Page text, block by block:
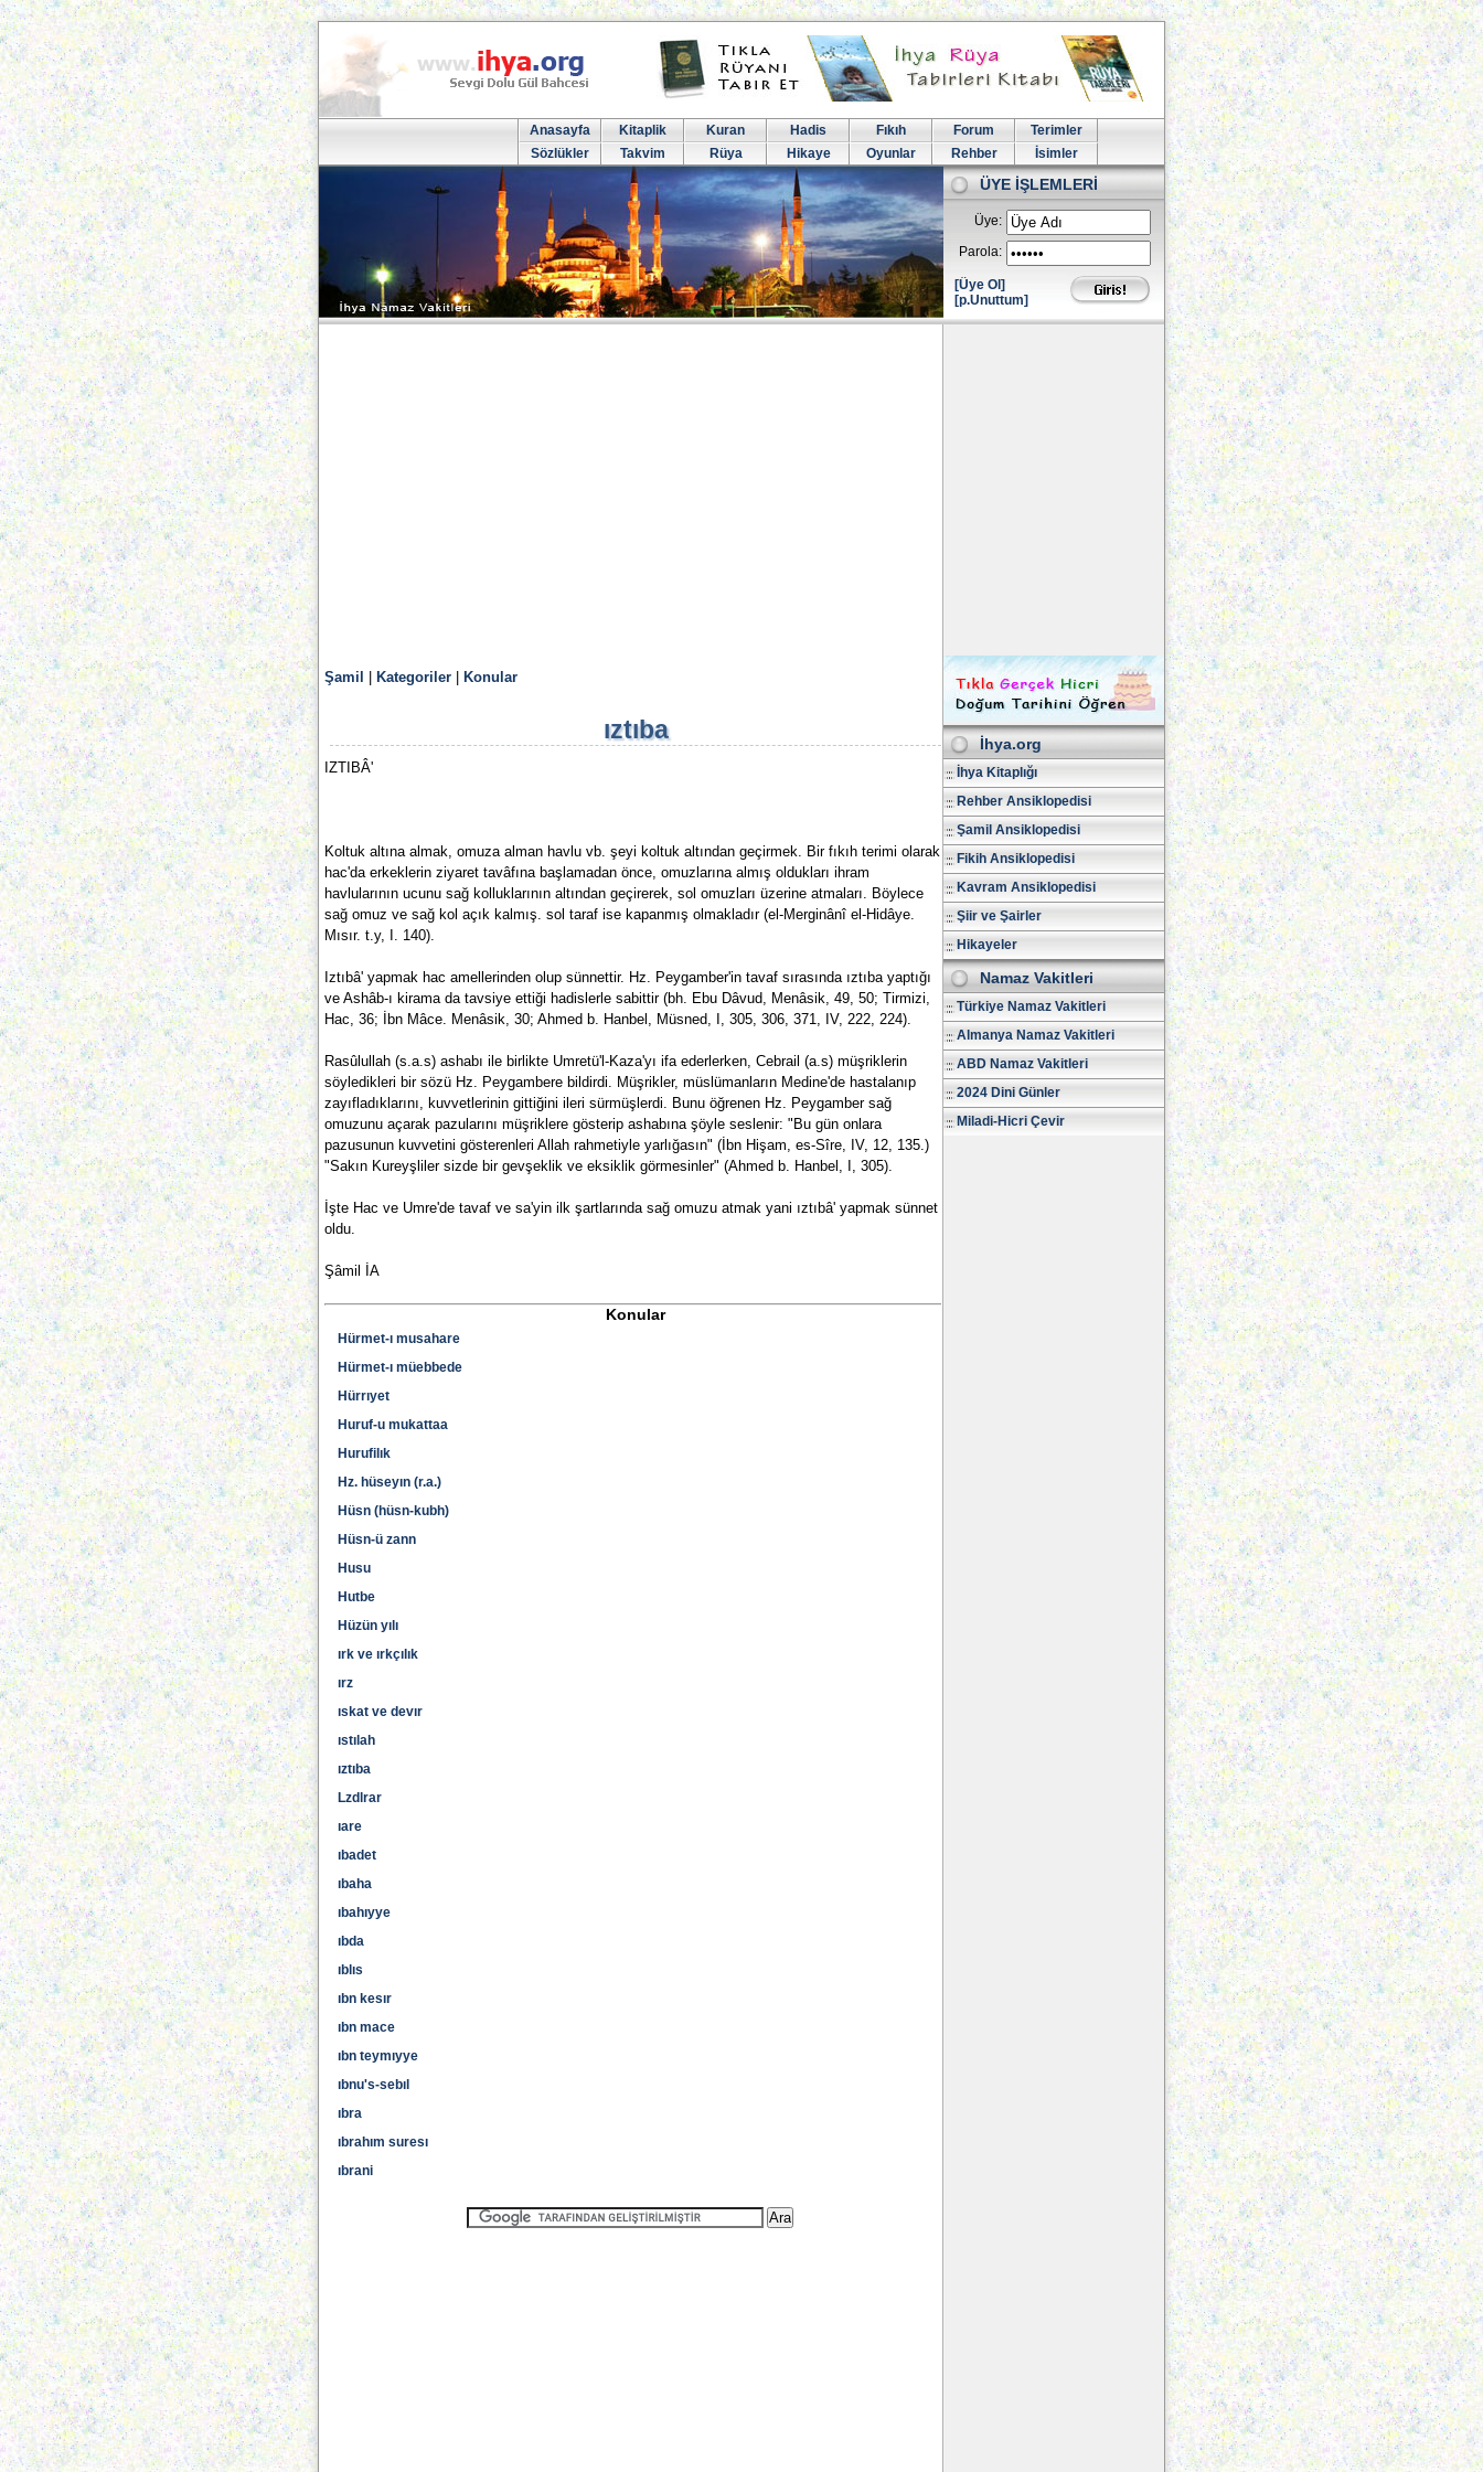
Anasayfa Kitaplik Kuran Hadis Fıkıh Forum
Terimler
Sözlükler
Takvim Rüya Hikaye Oyunlar Rehber İsimler
ÜYE İŞLEMLERİ
Üye:
Parola:
[Üye Ol]
[p.Unuttum]
Şamil Kategoriler Konular
ıztıba
IZTIBÂ'
Koltuk altına almak, omuza alman havlu vb. şeyi koltuk altından geçirmek. Bir fıkıh terimi olarak;
hac'da erkeklerin ziyaret tavâfına başlamadan önce, omuzlarına almış oldukları ihram
havlularının ucunu sağ kolluklarının altından geçirerek, sol omuzları üzerine atmaları. Böylece
sağ omuz ve sağ kol açık kalmış. sol taraf ise kapanmış olmakladır (el-Merginânî el-Hidâye.
Mısır. t.y, I. 140).
Iztıbâ' yapmak hac amellerinden olup sünnettir. Hz. Peygamber'in tavaf sırasında ıztıba yaptığı
ve Ashâb-ı kirama da tavsiye ettiği hadislerle sabittir (bh. Ebu Dâvud, Menâsik, 49, 50; Tirmizi,
Hac, 36; İbn Mâce. Menâsik, 30; Ahmed b. Hanbel, Müsned, I, 305, 306, 371, IV, 222, 224).
Rasûlullah (s.a.s) ashabı ile birlikte Umretü'l-Kaza'yı ifa ederlerken, Cebrail (a.s) müşriklerin
söyledikleri bir sözü Hz. Peygambere bildirdi. Müşrikler, müslümanların Medine'de hastalanıp
zayıfladıklarını, kuvvetlerinin gittiğini ileri sürmüşlerdi. Bunu öğrenen Hz. Peygamber sağ
omuzunu açarak pazularını müşriklere gösterip ashabına şöyle seslenir: "Bu gün onlara
pazusunun kuvvetini gösterenleri Allah rahmetiyle yarlığasın" (İbn Hişam, es-Sîre, IV, 12, 135.)
"Sakın Kureyşliler sizde bir gevşeklik ve eksiklik görmesinler" (Ahmed b. Hanbel, I, 305).
İşte Hac ve Umre'de tavaf ve sa'yin ilk şartlarında sağ omuzu atmak yani ıztıbâ' yapmak sünnet
oldu.
Şâmil İA
Konular
Hürmet-ı musahare
Hürmet-ı müebbede
Hürrıyet
Huruf-u mukattaa
Hurufilık
Hz. hüseyın (r.a.)
Hüsn (hüsn-kubh)
Hüsn-ü zann
Husu
Hutbe
Hüzün yılı
ırk ve ırkçılık
ırz
ıskat ve devır
ıstılah
ıztıba
Lzdlrar
ıare
ıbadet
ıbaha
ıbahıyye
ıbda
ıblıs
ıbn kesır
ıbn mace
ıbn teymıyye
ıbnu's-sebıl
ıbra
ıbrahım suresı
ıbrani
İhya.org
İhya Kitaplığı
Rehber Ansiklopedisi
Şamil Ansiklopedisi
Fikih Ansiklopedisi
Kavram Ansiklopedisi
Şiir ve Şairler
Hikayeler
Namaz Vakitleri
Türkiye Namaz Vakitleri
Almanya Namaz Vakitleri
ABD Namaz Vakitleri
2024 Dini Günler
Miladi-Hicri Çevir